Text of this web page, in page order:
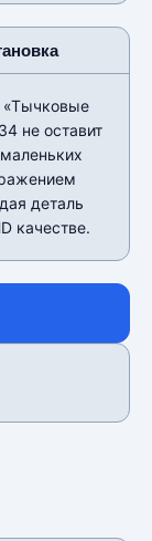
«Тычковые
не оставит
деталь
качестве.